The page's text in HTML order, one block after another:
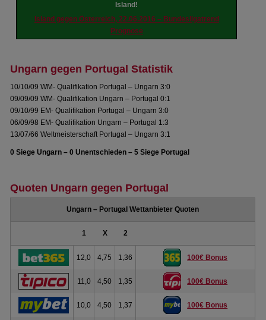
Island!
Island gegen Österreich, 22.06.2016 – Bundesligatrend
Prognose
Ungarn gegen Portugal Statistik
10/10/09 WM- Qualifikation Portugal – Ungarn 3:0
09/09/09 WM- Qualifikation Ungarn – Portugal 0:1
09/10/99 EM- Qualifikation Portugal – Ungarn 3:0
06/09/98 EM- Qualifikation Ungarn – Portugal 1:3
13/07/66 Weltmeisterschaft Portugal – Ungarn 3:1
0 Siege Ungarn – 0 Unentschieden – 5 Siege Portugal
Quoten Ungarn gegen Portugal
Ungarn – Portugal Wettanbieter Quoten
1 X 2
12,0 4,75 1,36 100€ Bonus
11,0 4,50 1,35 100€ Bonus
10,0 4,50 1,37 100€ Bonus